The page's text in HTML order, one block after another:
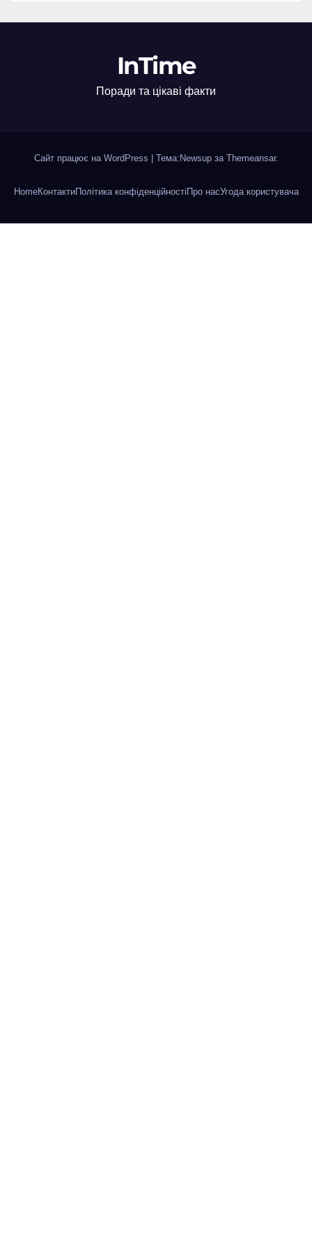
InTime
Поради та цікаві факти
Сайт працює на WordPress Тема:Newsup за Themeansar.
HomeКонтактиПолітика конфіденційності Про насУгода користувача